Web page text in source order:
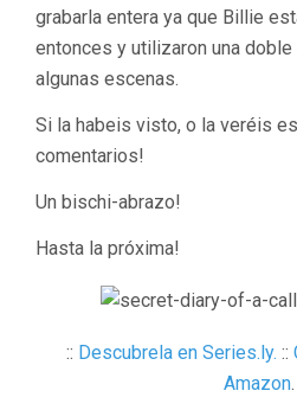
grabarla entera ya que Billie
entonces y utilizaron una
algunas escenas.
Si la habeis visto, o la veréis
comentarios!
Un bischi-abrazo!
Hasta la próxima!
:: Descubrela en Series.ly. ::
Amazon